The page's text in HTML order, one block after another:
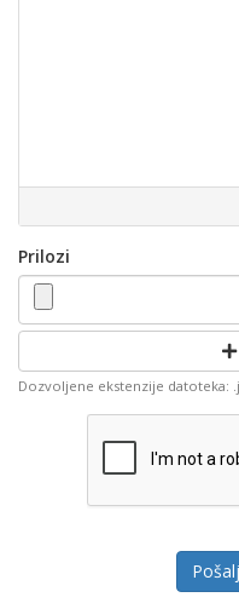
Prilozi
Dozvoljene ekstenzije datoteka: